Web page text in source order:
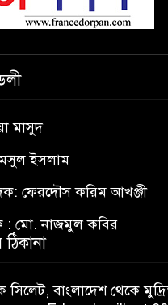
মাসুদ
ইসলাম
ফেরদৌস করিম আখঞ্জী
: মো. নাজমুল কবির
সিলেট, বাংলাদেশ থেকে